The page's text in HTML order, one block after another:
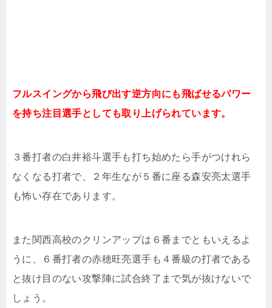
フルスイングから飛び出す逆方向にも飛ばせるパワー
を持ち注目選手としても取り上げられています。
３番打者の白井裕斗選手も打ち始めたら手がつけれら
なくなる打者で、２年生なが５番に座る森安亮太選手
も怖い存在であります。
また関西高校のクリンアップは６番までともいえるよ
うに、６番打者の赤穂旺亮選手も４番級の打者である
と抜け目のない攻撃陣に試合終了まで気が抜けないで
しょう。